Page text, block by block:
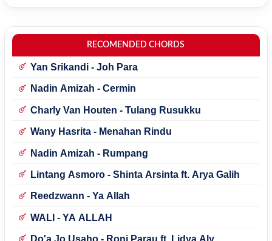
RECOMENDED CHORDS
Yan Srikandi - Joh Para
Nadin Amizah - Cermin
Charly Van Houten - Tulang Rusukku
Wany Hasrita - Menahan Rindu
Nadin Amizah - Rumpang
Lintang Asmoro - Shinta Arsinta ft. Arya Galih
Reedzwann - Ya Allah
WALI - YA ALLAH
Do'a Jo Usaho - Roni Parau ft. Lidya Aly